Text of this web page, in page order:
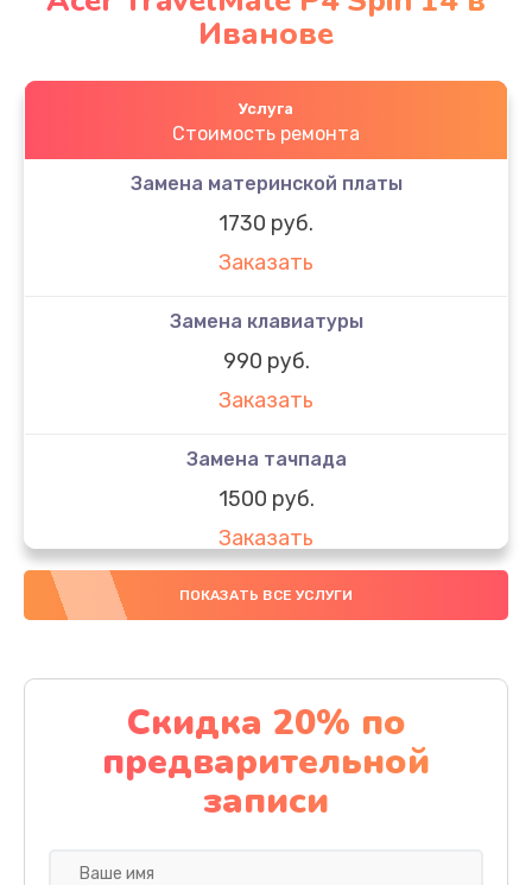
Иванове
Услуга
Стоимость ремонта
Замена материнской платы
1730 руб.
Заказать
Замена клавиатуры
990 руб.
Заказать
Замена тачпада
1500 руб.
Заказать
Замена южного моста
Заказать
Чистка от пыли
1060 руб.
Заказать
ПОКАЗАТЬ ВСЕ УСЛУГИ
Скидка 20% по
предварительной
записи